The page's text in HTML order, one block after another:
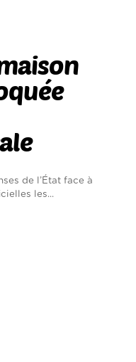
de l’État face à
les...